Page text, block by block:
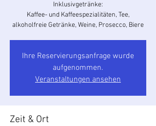
Inklusivgetränke:
Kaffee- und Kaffeespezialitäten, Tee,
alkoholfreie Getränke, Weine, Prosecco, Biere
Ihre Reservierungsanfrage wurde
aufgenommen.
Veranstaltungen ansehen
Zeit & Ort